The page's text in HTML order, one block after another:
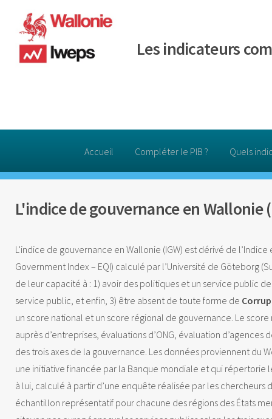
Les indicateurs
Accueil Compléter le PIB ? Quels
L'indice de gouvernance en Wallonie
L'indice de gouvernance en Wallonie (IGW) est dérivé de
Government Index – EQI) calculé par l’Université de Göteborg
de leur capacité à : 1) avoir des politiques et un service public
service public, et enfin, 3) être absent de toute forme de
un score national et un score régional de gouvernance. Le
auprès d’entreprises, évaluations d’ONG, évaluation
des trois axes de la gouvernance. Les données proviennent du
une initiative financée par la Banque mondiale et qui répertorie
à lui, calculé à partir d’une enquête réalisée par les
échantillon représentatif pour chacune des régions des États